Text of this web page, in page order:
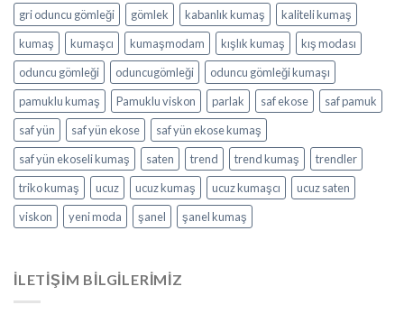
gri oduncu gömleği
gömlek kabanlık kumaş
kaliteli kumaş
kumaş
kumaşcı kumaşmodam kışlık kumaş
kış modası
oduncu gömleği
oduncugömleği
oduncu gömleği kumaşı
pamuklu kumaş
Pamuklu viskon parlak saf ekose
saf pamuk
saf yün
saf yün ekose
saf yün ekose kumaş
saf yün ekoseli kumaş
saten trend trend kumaş
trendler
triko kumaş
ucuz ucuz kumaş ucuz kumaşcı
ucuz saten
viskon
yeni moda şanel şanel kumaş
İLETİŞİM BİLGİLERİMİZ